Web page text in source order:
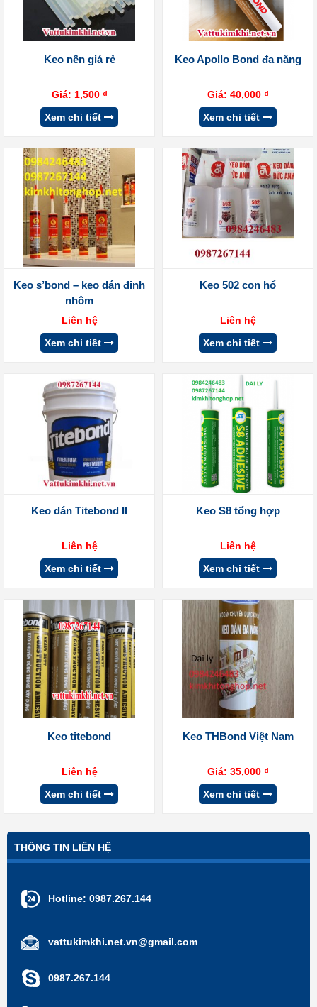
Keo nến giá rẻ
Giá: 1,500 ₫
Xem chi tiết
Keo Apollo Bond đa năng
Giá: 40,000 ₫
Xem chi tiết
Keo s’bond – keo dán đinh
nhôm
Liên hệ
Xem chi tiết
Keo 502 con hổ
Liên hệ
Xem chi tiết
Keo dán Titebond II
Liên hệ
Xem chi tiết
Keo S8 tổng hợp
Liên hệ
Xem chi tiết
Keo titebond
Liên hệ
Xem chi tiết
Keo THBond Việt Nam
Giá: 35,000 ₫
Xem chi tiết
THÔNG TIN LIÊN HỆ
Hotline: 0987.267.144
vattukimkhi.net.vn@gmail.com
0987.267.144